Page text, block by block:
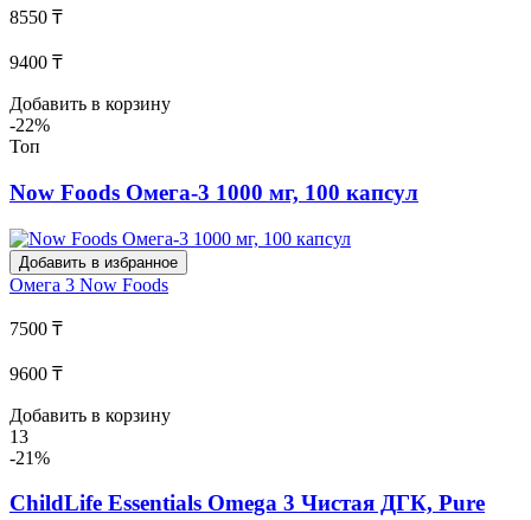
8550 ₸
9400 ₸
Добавить в корзину
-22%
Топ
Now Foods Омега-3 1000 мг, 100 капсул
Добавить в избранное
Омега 3 Now Foods
7500 ₸
9600 ₸
Добавить в корзину
13
-21%
ChildLife Essentials Omega 3 Чистая ДГК, Pure